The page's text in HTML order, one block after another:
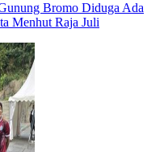
Bromo Diduga Ada
Menhut Raja Juli